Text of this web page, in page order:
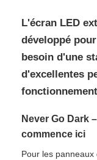
Accueil
Vidéos
L'écran LED
développé
besoin d'une
d'excellentes
Never Go Dark
commence ici
Pour les panneaux